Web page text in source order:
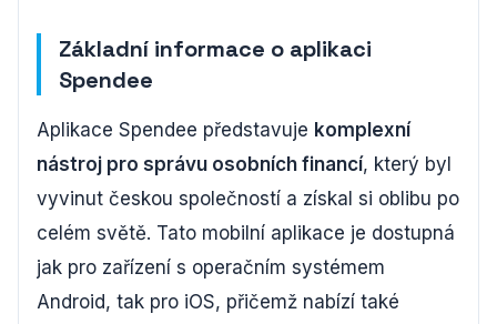
Základní informace o aplikaci
Spendee
Aplikace Spendee představuje komplexní
nástroj pro správu osobních financí, který byl
vyvinut českou společností a získal si oblibu po
celém světě. Tato mobilní aplikace je dostupná
jak pro zařízení s operačním systémem
Android, tak pro iOS, přičemž nabízí také